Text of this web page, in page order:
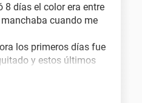
8 días el color era entre
cuando me
los primeros días fue
y estos últimos
es muy poco pero si